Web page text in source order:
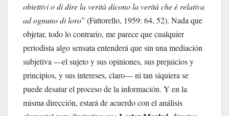
obiettivi o di dire la verità dicono la verità che è relativa
ad ognuno di loro” (Fattorello, 1959: 64, 52). Nada que
objetar, todo lo contrario, me parece que cualquier
periodista algo sensata entenderá que sin una mediación
subjetiva —el sujeto y sus opiniones, sus prejuicios y
principios, y sus intereses, claro— ni tan siquiera se
puede desatar el proceso de la información. Y en la
misma dirección, estará de acuerdo con el análisis